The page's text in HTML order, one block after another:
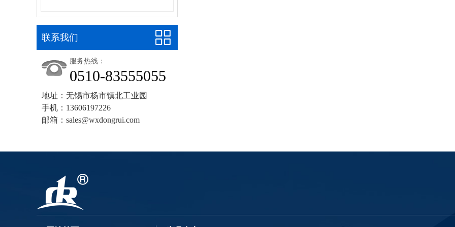
联系我们
服务热线：
0510-83555055
地址：无锡市杨市镇北工业园
手机：13606197226
邮箱：sales@wxdongrui.com